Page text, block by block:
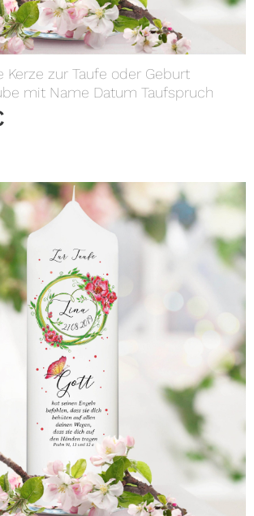
Kerze zur Taufe oder Geburt
mit Name Datum Taufspruch